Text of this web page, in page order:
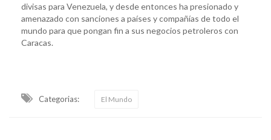
divisas para Venezuela, y desde entonces ha presionado y
amenazado con sanciones a países y compañías de todo el
mundo para que pongan fin a sus negocios petroleros con
Caracas.
Categorias: El Mundo